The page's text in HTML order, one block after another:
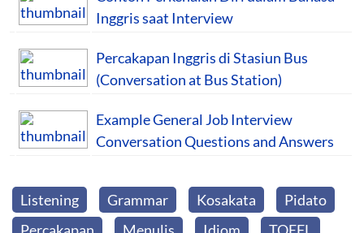
Inggris saat Interview
Percakapan Inggris di Stasiun Bus
(Conversation at Bus Station)
Example General Job Interview
Conversation Questions and Answers
Listening Grammar Kosakata
Pidato